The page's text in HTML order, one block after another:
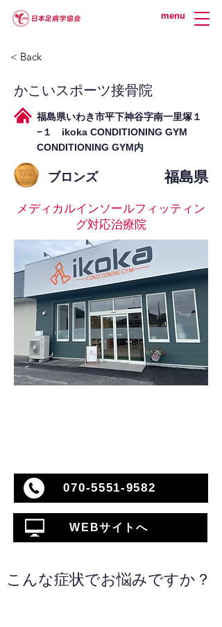
menu
< Back
かこいスポーツ接骨院
福島県いわき市平下神谷字南一里塚１
−１ ikoka CONDITIONING GYM
CONDITIONING GYM内
ブロンズ 福島県
メディカルインソールフィッティン
グ対応治療院
070-5551-9582
WEBサイトへ
こんな症状でお悩みですか？